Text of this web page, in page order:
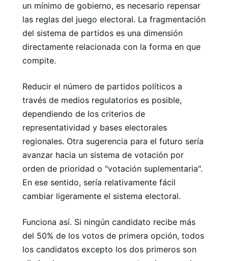
un mínimo de gobierno, es necesario repensar
las reglas del juego electoral. La fragmentación
del sistema de partidos es una dimensión
directamente relacionada con la forma en que
compite.
Reducir el número de partidos políticos a
través de medios regulatorios es posible,
dependiendo de los criterios de
representatividad y bases electorales
regionales. Otra sugerencia para el futuro sería
avanzar hacia un sistema de votación por
orden de prioridad o "votación suplementaria".
En ese sentido, sería relativamente fácil
cambiar ligeramente el sistema electoral.
Funciona así. Si ningún candidato recibe más
del 50% de los votos de primera opción, todos
los candidatos excepto los dos primeros son